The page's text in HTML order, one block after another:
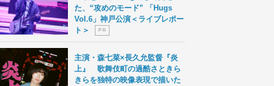
た、“攻めのモード” 「Hugs
Vol.6」神戸公演＜ライブレポー
ト＞
P R
主演・森七菜×長久允監督『炎
上』 歌舞伎町の過酷さときら
きらを独特の映像表現で描いた